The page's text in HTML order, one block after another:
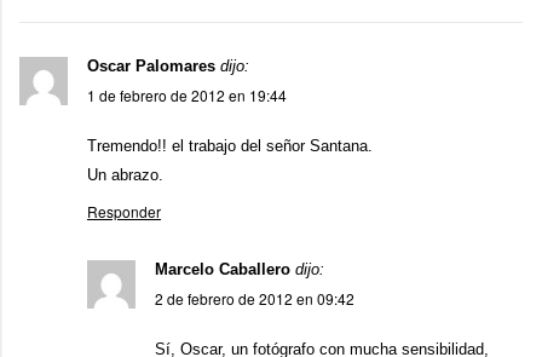
Oscar Palomares dijo:
1 de febrero de 2012 en 19:44
Tremendo!! el trabajo del señor Santana.
Un abrazo.
Responder
Marcelo Caballero dijo:
2 de febrero de 2012 en 09:42
Sí, Oscar, un fotógrafo con mucha sensibilidad,